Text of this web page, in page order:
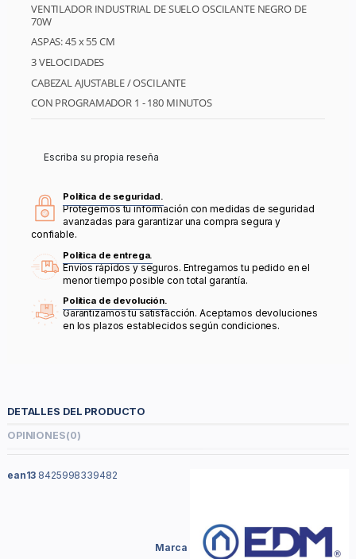
VENTILADOR INDUSTRIAL DE SUELO OSCILANTE NEGRO DE
70W
ASPAS: 45 x 55 CM
3 VELOCIDADES
CABEZAL AJUSTABLE / OSCILANTE
CON PROGRAMADOR 1 - 180 MINUTOS
Escriba su propia reseña
Política de seguridad.
Protegemos tu información con medidas de seguridad
avanzadas para garantizar una compra segura y
confiable.
Política de entrega.
Envíos rápidos y seguros. Entregamos tu pedido en el
menor tiempo posible con total garantía.
Política de devolución.
Garantizamos tu satisfacción. Aceptamos devoluciones
en los plazos establecidos según condiciones.
DETALLES DEL PRODUCTO
OPINIONES(0)
Marca
ean13 8425998339482